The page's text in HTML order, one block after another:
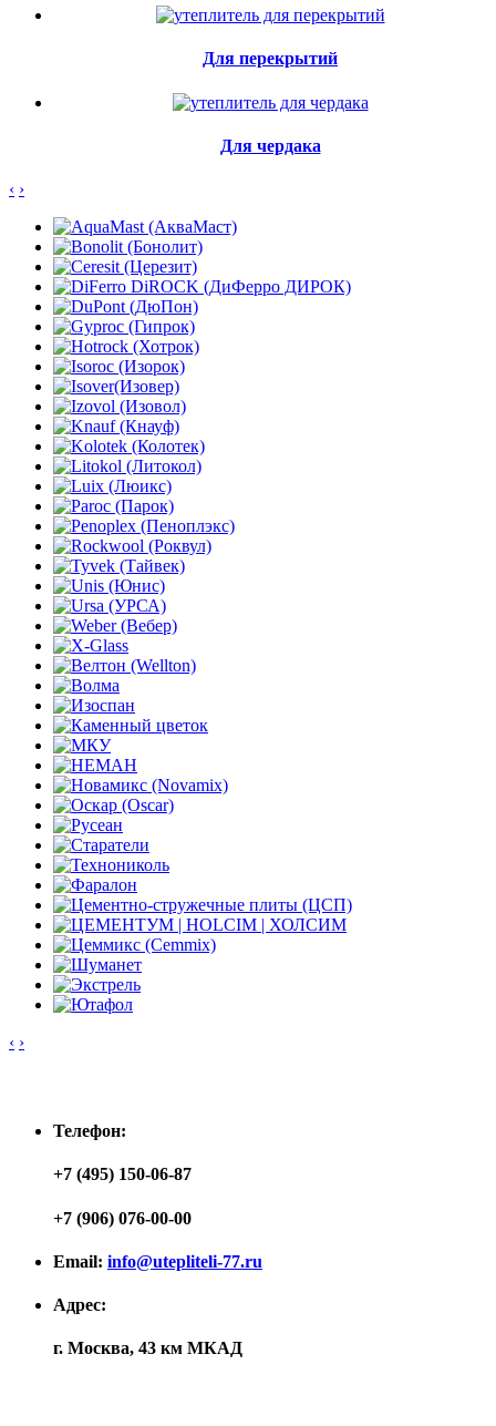
Для перекрытий
Для чердака
‹ ›
‹ ›
Телефон:
+7 (495) 150-06-87
+7 (906) 076-00-00
Email: info@utepliteli-77.ru
Адрес:
г. Москва, 43 км МКАД